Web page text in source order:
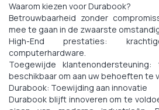
Waarom kiezen voor Durabook?
Betrouwbaarheid zonder
mee te gaan in de zwaarste
High-End prestaties:
computerhardware.
Toegewijde
beschikbaar om aan uw behoeften te
Durabook: Toewijding aan innovatie
Durabook blijft innoveren om te